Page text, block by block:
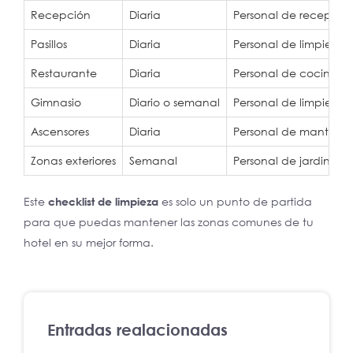
Recepción Diaria Personal de
Pasillos Diaria Personal de limpieza
Restaurante Diaria Personal de cocina
Gimnasio Diario o semanal Personal de limpieza
Ascensores Diaria Personal de
Zonas exteriores Semanal Personal de jardinería
Este checklist de limpieza es solo un punto de partida
para que puedas mantener las zonas comunes de tu
hotel en su mejor forma.
Entradas realacionadas